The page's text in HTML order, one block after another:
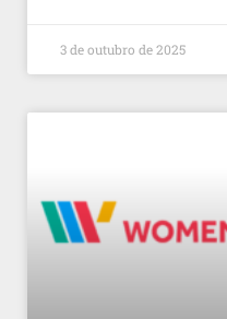
3 de outubro de 2025